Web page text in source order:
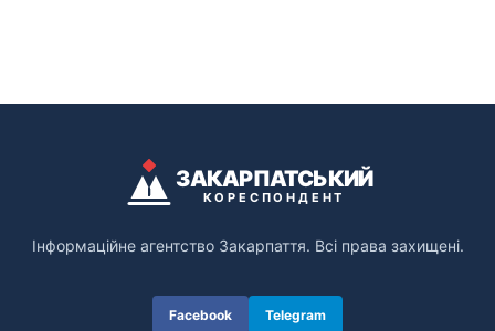
ЗАКАРПАТСЬКИЙ
КОРЕСПОНДЕНТ
Інформаційне агентство Закарпаття. Всі права захищені.
Facebook Telegram